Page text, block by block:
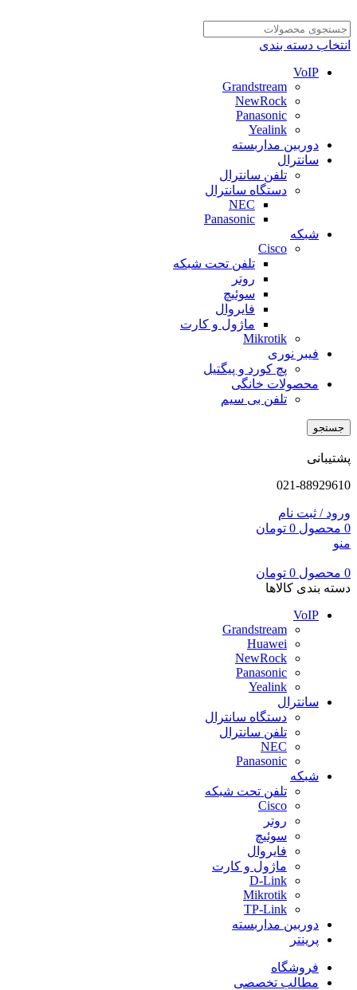
انتخاب دسته بندی
VoIP
Grandstream
NewRock
Panasonic
Yealink
دوربین مداربسته
سانترال
تلفن سانترال
دستگاه سانترال
NEC
Panasonic
شبکه
Cisco
تلفن تحت شبکه
روتر
سوئیچ
فایروال
ماژول و کارت
Mikrotik
فیبر نوری
پچ کورد و پیگتیل
محصولات خانگی
تلفن بی سیم
جستجو
پشتیبانی
021-88929610
ورود / ثبت نام
0 محصول 0 تومان
منو
0 محصول 0 تومان
دسته بندی کالاها
VoIP
Grandstream
Huawei
NewRock
Panasonic
Yealink
سانترال
دستگاه سانترال
تلفن سانترال
NEC
Panasonic
شبکه
تلفن تحت شبکه
Cisco
روتر
سوئیچ
فایروال
ماژول و کارت
D-Link
Mikrotik
TP-Link
دوربین مداربسته
پرینتر
فروشگاه
مطالب تخصصی